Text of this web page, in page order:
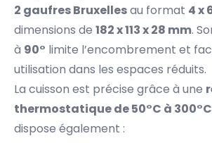
2 gaufres Bruxellesau format 4 x
dimensions de 182 x 113 x 28 mm.
à 90° limite l’encombrement et
utilisation dans les espaces réduits.
La cuisson est précise grâce à une
thermostatique de 50°C à 300°C
dispose également :